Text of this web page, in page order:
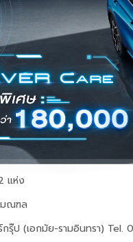
แห่ง
มณฑล
กรุ๊ป (เอกมัย-รามอินทรา) Tel.